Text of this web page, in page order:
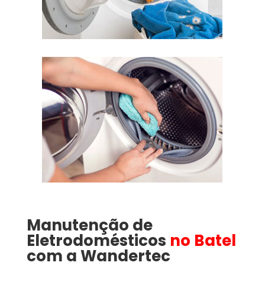
Manutenção de
Eletrodomésticos no Batel
com a Wandertec